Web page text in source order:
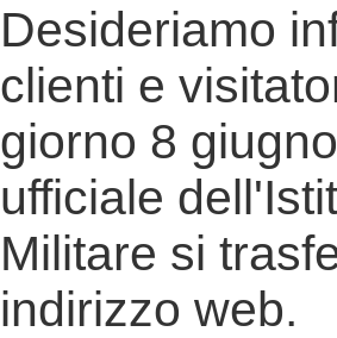
Desideriamo
clienti e
giorno 8
ufficiale
Militare si
indirizzo web.